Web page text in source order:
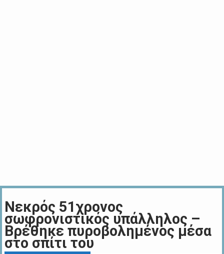
Νεκρός 51χρονος
σωφρονιστικός υπάλληλος –
Βρέθηκε πυροβολημένος μέσα
στο σπίτι του